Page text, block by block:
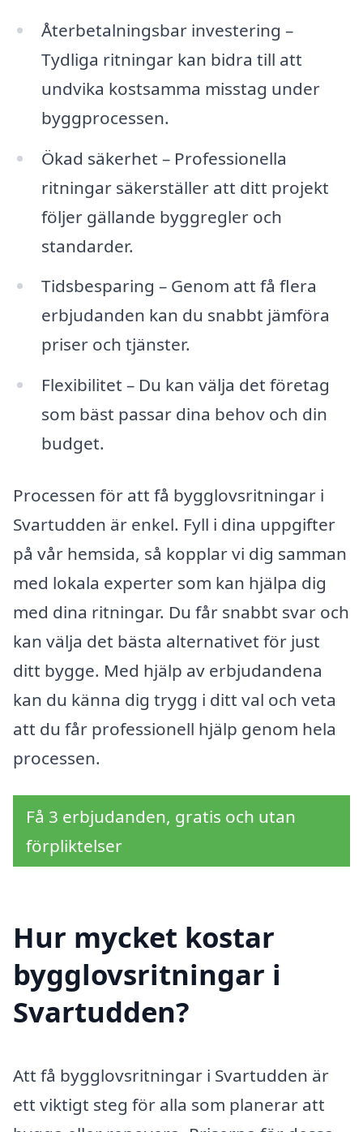
Återbetalningsbar investering –
Tydliga ritningar kan bidra till att
undvika kostsamma misstag under
byggprocessen.
Ökad säkerhet – Professionella
ritningar säkerställer att ditt projekt
följer gällande byggregler och
standarder.
Tidsbesparing – Genom att få flera
erbjudanden kan du snabbt jämföra
priser och tjänster.
Flexibilitet – Du kan välja det företag
som bäst passar dina behov och din
budget.
Processen för att få bygglovsritningar i
Svartudden är enkel. Fyll i dina uppgifter
på vår hemsida, så kopplar vi dig samman
med lokala experter som kan hjälpa dig
med dina ritningar. Du får snabbt svar och
kan välja det bästa alternativet för just
ditt bygge. Med hjälp av erbjudandena
kan du känna dig trygg i ditt val och veta
att du får professionell hjälp genom hela
processen.
Få 3 erbjudanden, gratis och utan
förpliktelser
Hur mycket kostar
bygglovsritningar i
Svartudden?
Att få bygglovsritningar i Svartudden är
ett viktigt steg för alla som planerar att